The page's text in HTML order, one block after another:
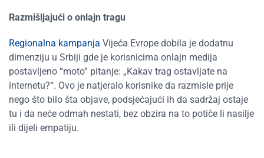
Razmišljajući o onlajn tragu
Regionalna kampanja Vijeća Evrope dobila je dodatnu
dimenziju u Srbiji gde je korisnicima onlajn medija
postavljeno “moto” pitanje: „Kakav trag ostavljate na
internetu?“. Ovo je natjeralo korisnike da razmisle prije
nego što bilo šta objave, podsjećajući ih da sadržaj ostaje
tu i da neće odmah nestati, bez obzira na to potiče li nasilje
ili dijeli empatiju.